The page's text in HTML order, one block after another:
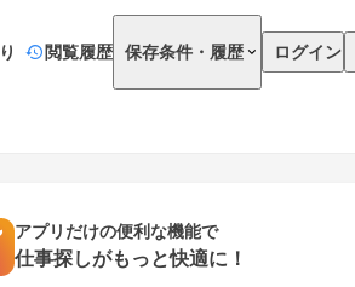
閲覧履歴 保存条件・履歴 ログイン
アプリだけの便利な機能で
仕事探しがもっと快適に！